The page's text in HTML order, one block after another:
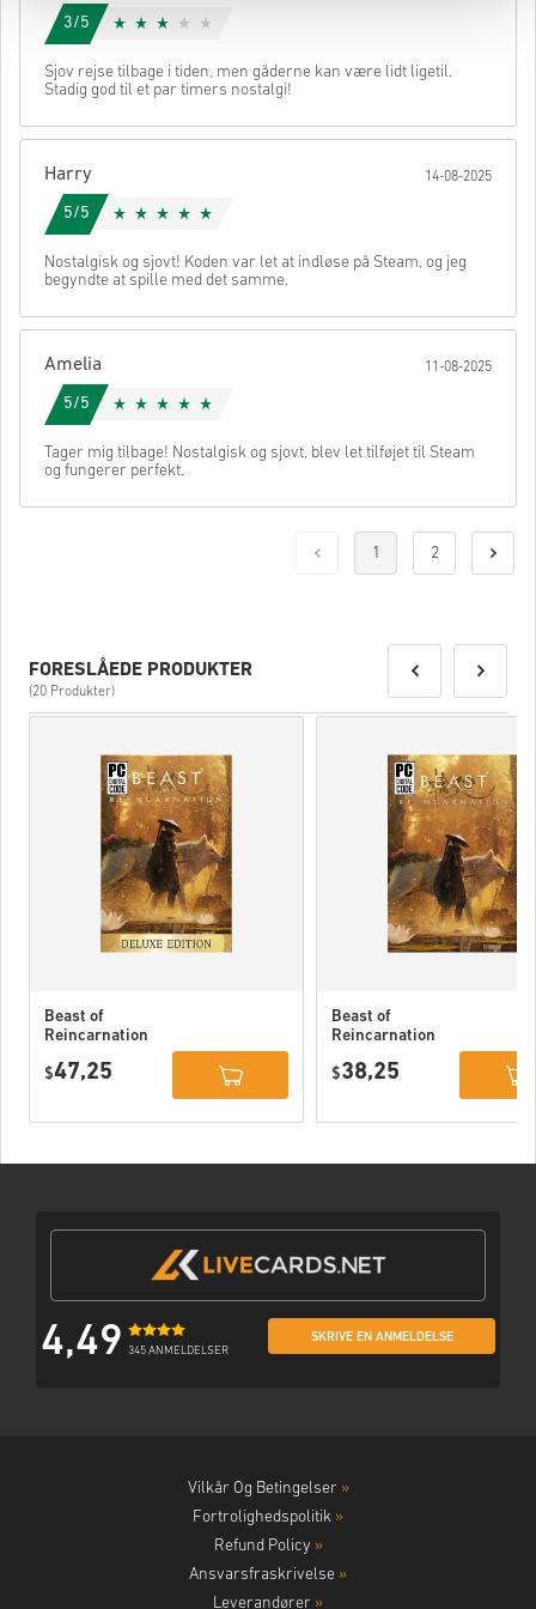
3/5
Sjov rejse tilbage i tiden, men gåderne kan være lidt ligetil.
Stadig god til et par timers nostalgi!
Harry 14-08-2025
5/5
Nostalgisk og sjovt! Koden var let at indløse på Steam, og jeg
begyndte at spille med det samme.
Amelia 11-08-2025
5/5
Tager mig tilbage! Nostalgisk og sjovt, blev let tilføjet til Steam
og fungerer perfekt.
1 2
FORESLÅEDE PRODUKTER
(20 Produkter)
Beast of
Reincarnation
PC (STEAM)
$47,25
Beast of
Reincarnation
$38,25
4,49 345 ANMELDELSER
SKRIVE EN ANMELDELSE
Vilkår Og Betingelser »
Fortrolighedspolitik »
Refund Policy »
Ansvarsfraskrivelse »
Leverandører »